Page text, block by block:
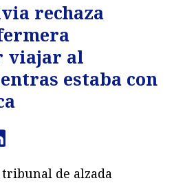
rechaza
viajar al
estaba con
de alzada